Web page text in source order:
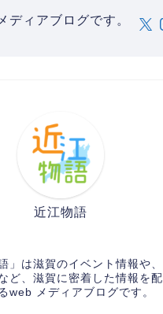
ディアブログです。
近江物語
」は滋賀のイベント情報や、
ど、滋賀に密着した情報を配
web メディアブログです。